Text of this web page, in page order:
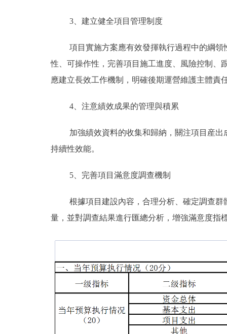
3、建立健全項目管理制度
項目實施方案應有效發揮執行過程中的綱
性、可操作性，完善項目施工進度、風險控制、
應建立長效工作機制，明確後期運營維護主體責
4、注意績效成果的管理與積累
加強績效資料的收集和歸納，關注項目産
持續性效能。
5、完善項目滿意度調查機制
根據項目建設內容，合理分析、確定調查
量，並對調查結果進行匯總分析，增強滿意度指